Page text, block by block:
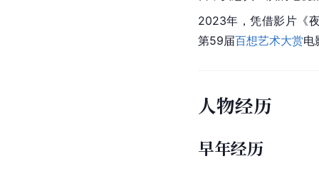
2023年，凭借影片《
第59届百想艺术大赏电
人物经历
早年经历